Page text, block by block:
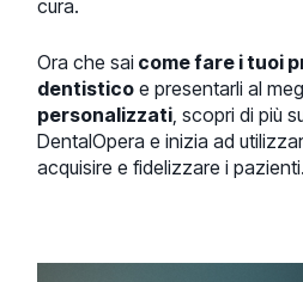
cura.
Ora che sai come fare i tuoi
dentistico e presentarli al
personalizzati, scopri di più
DentalOpera e inizia ad
acquisire e fidelizzare i pazienti.